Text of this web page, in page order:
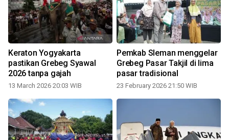
Keraton Yogyakarta
pastikan Grebeg Syawal
2026 tanpa gajah
13 March 2026 20:03 WIB
Pemkab Sleman menggelar
Grebeg Pasar Takjil di lima
pasar tradisional
23 February 2026 21:50 WIB